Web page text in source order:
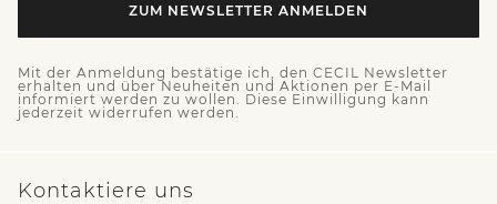
ZUM NEWSLETTER ANMELDEN
Mit der Anmeldung bestätige ich, den CECIL Newsletter
erhalten und über Neuheiten und Aktionen per E-Mail
informiert werden zu wollen. Diese Einwilligung kann
jederzeit widerrufen werden.
Kontaktiere uns